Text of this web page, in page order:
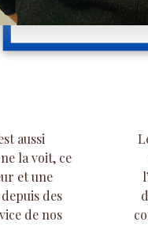
aussi
la voit, ce
et une
des
de nos